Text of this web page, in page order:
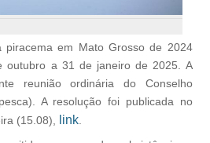
em Mato Grosso de 2024
outubro a 31 de janeiro de 2025. A
reunião ordinária do Conselho
A resolução foi publicada no
(15.08),
link